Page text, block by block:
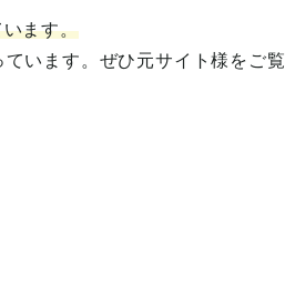
ます。
います。ぜひ元サイト様をご覧